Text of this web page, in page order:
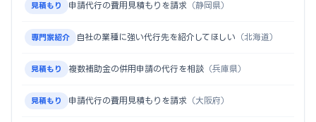
見積もり 申請代行の費用見積もりを請求 （静岡県）
専門家紹介 自社の業種に強い代行先を紹介してほしい （北海道）
見積もり 複数補助金の併用申請の代行を相談 （兵庫県）
見積もり 申請代行の費用見積もりを請求 （大阪府）